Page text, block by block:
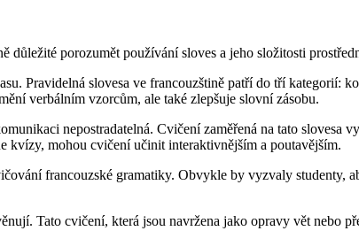
porozumět používání sloves a jeho složitosti
Pravidelná slovesa ve francouzštině patří do tří kategorií:
verbálním vzorcům, ale také zlepšuje slovní zásobu.
nepostradatelná. Cvičení zaměřená na tato slovesa
mohou cvičení učinit interaktivnějším a poutavějším.
francouzské gramatiky. Obvykle by vyzvaly studenty,
Tato cvičení, která jsou navržena jako opravy vět nebo